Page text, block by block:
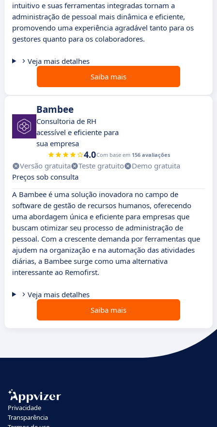
intuitivo e suas ferramentas integradas tornam a
administração de pessoal mais dinâmica e eficiente,
promovendo uma experiência agradável tanto para os
gestores quanto para os colaboradores.
Veja mais detalhes
Saiba mais
Bambee
Consultoria de RH
acessível e eficiente para
sua empresa
4.0Com base em 156 avaliações
Versão gratuita Teste gratuito
Demo gratuita
Preços sob consulta
A Bambee é uma solução inovadora no campo de
software de gestão de recursos humanos, oferecendo
uma abordagem única e eficiente para empresas que
buscam otimizar seu processo de administração de
pessoal. Com a crescente demanda por ferramentas que
ajudem na organização e na automação das atividades
diárias, a Bambee surge como uma alternativa
interessante ao Remofirst.
Veja mais detalhes
Saiba mais
Privacidade
Transparência